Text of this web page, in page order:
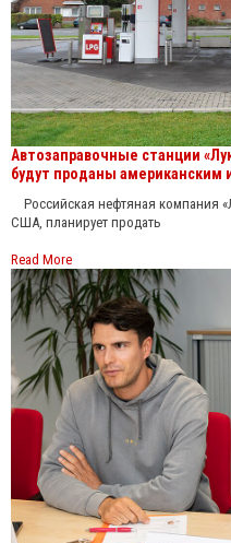
Автозаправочные станции
будут проданы американским
Российская нефтяная компания
США, планирует продать
Read More